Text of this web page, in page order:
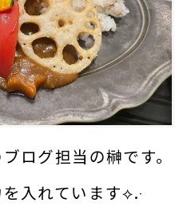
ログ担当の榊です。
入れています⟡.·